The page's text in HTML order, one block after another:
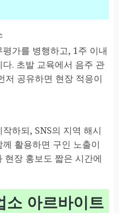
가를 병행하고, 1주 이내
. 초발 교육에서 음주 관
저 공유하면 현장 적응이
하되, SNS의 지역 해시
활용하면 구인 노출이
현장 홍보도 짧은 시간에
소 아르바이트